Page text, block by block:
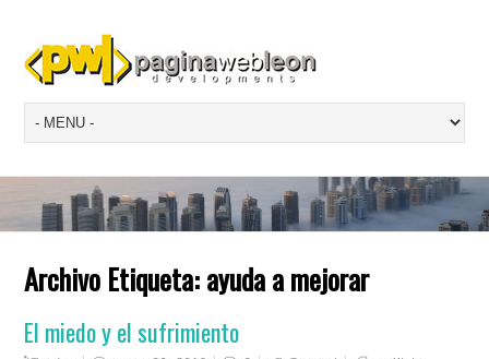
Archivo Etiqueta:ayuda a mejorar
El miedo y el sufrimiento